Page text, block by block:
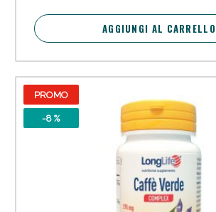
AGGIUNGI AL CARRELLO
PROMO
-8 %